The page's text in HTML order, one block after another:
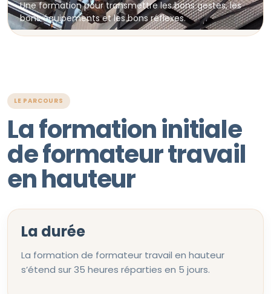
Une formation pour transmettre les bons gestes, les
bons équipements et les bons réflexes.
LE PARCOURS
La formation initiale
de formateur travail
en hauteur
La durée
La formation de formateur travail en hauteur
s’étend sur 35 heures réparties en 5 jours.